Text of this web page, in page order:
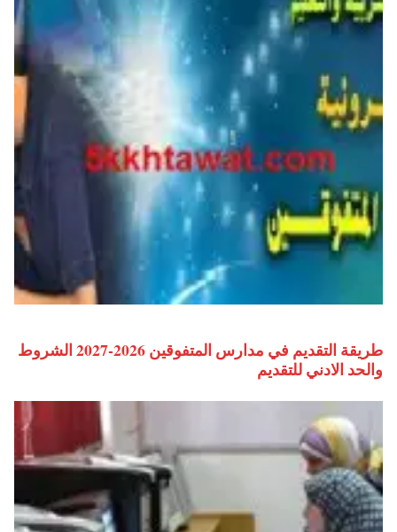
طريقة التقديم في مدارس المتفوقين 2026-2027 الشروط
والحد الادني للتقديم